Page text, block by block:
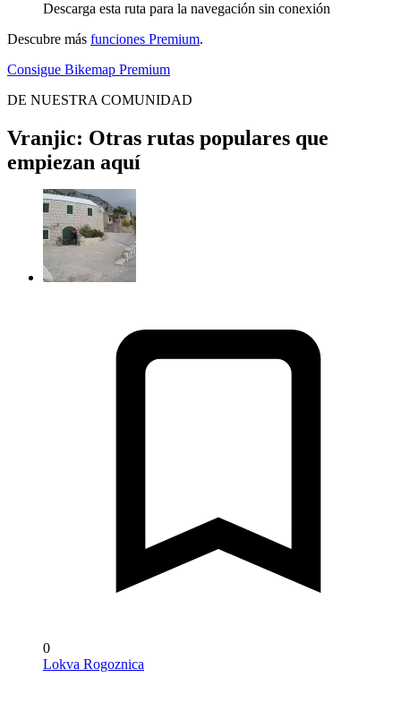
Descarga esta ruta para la navegación sin conexión
Descubre más funciones Premium.
Consigue Bikemap Premium
DE NUESTRA COMUNIDAD
Vranjic: Otras rutas populares que
empiezan aquí
0
Lokva Rogoznica